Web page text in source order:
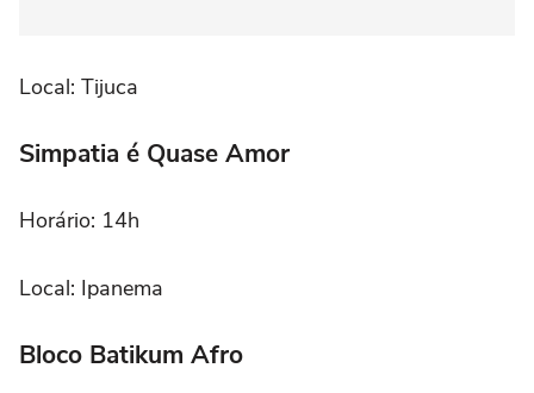
Local: Tijuca
Simpatia é Quase Amor
Horário: 14h
Local: Ipanema
Bloco Batikum Afro